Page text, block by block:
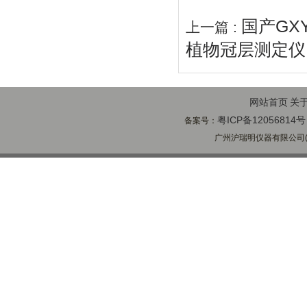
上一篇 : 国产
植物冠层测定仪
网站首页 关
备案号： 粤ICP备12056814号
广州沪瑞明仪器有限公